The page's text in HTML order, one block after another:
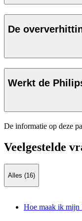
De
Werkt de
De informatie op deze
Veelgestelde
Alles (16)
Hoe maak ik mijn